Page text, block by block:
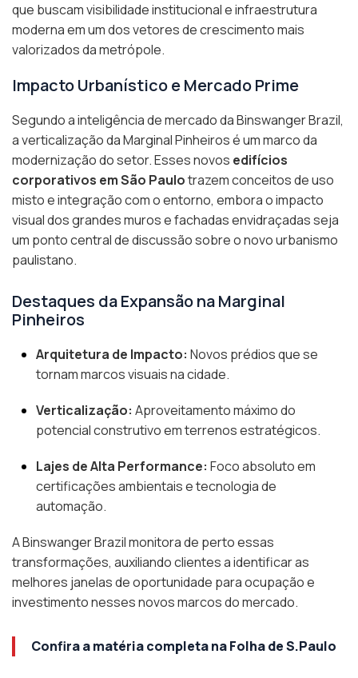
que buscam visibilidade institucional e infraestrutura
moderna em um dos vetores de crescimento mais
valorizados da metrópole.
Impacto Urbanístico e Mercado Prime
Segundo a inteligência de mercado da Binswanger Brazil,
a verticalização da Marginal Pinheiros é um marco da
modernização do setor. Esses novos edifícios
corporativos em São Paulotrazem conceitos de uso
misto e integração com o entorno, embora o impacto
visual dos grandes muros e fachadas envidraçadas seja
um ponto central de discussão sobre o novo urbanismo
paulistano.
Destaques da Expansão na Marginal
Pinheiros
Arquitetura de Impacto: Novos prédios que se
tornam marcos visuais na cidade.
Verticalização: Aproveitamento máximo do
potencial construtivo em terrenos estratégicos.
Lajes de Alta Performance: Foco absoluto em
certificações ambientais e tecnologia de
automação.
A Binswanger Brazil monitora de perto essas
transformações, auxiliando clientes a identificar as
melhores janelas de oportunidade para ocupação e
investimento nesses novos marcos do mercado.
Confira a matéria completa na Folha de S.Paulo